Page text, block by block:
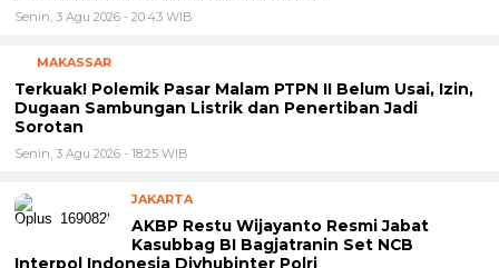
Senin, 3 Agu 2026 - 20:43 WIB
MAKASSAR
Terkuak! Polemik Pasar Malam PTPN II Belum Usai, Izin,
Dugaan Sambungan Listrik dan Penertiban Jadi
Sorotan
Senin, 3 Agu 2026 - 18:25 WIB
JAKARTA
AKBP Restu Wijayanto Resmi Jabat
Kasubbag BI Bagjatranin Set NCB
Interpol Indonesia Divhubinter Polri